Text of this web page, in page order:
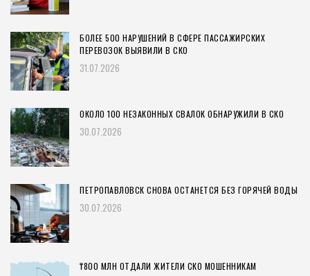
БОЛЕЕ 500 НАРУШЕНИЙ В СФЕРЕ ПАССАЖИРСКИХ
ПЕРЕВОЗОК ВЫЯВИЛИ В СКО
31.07.2026
ОКОЛО 100 НЕЗАКОННЫХ СВАЛОК ОБНАРУЖИЛИ В СКО
30.07.2026
ПЕТРОПАВЛОВСК СНОВА ОСТАНЕТСЯ БЕЗ ГОРЯЧЕЙ ВОДЫ
30.07.2026
₸800 МЛН ОТДАЛИ ЖИТЕЛИ СКО МОШЕННИКАМ